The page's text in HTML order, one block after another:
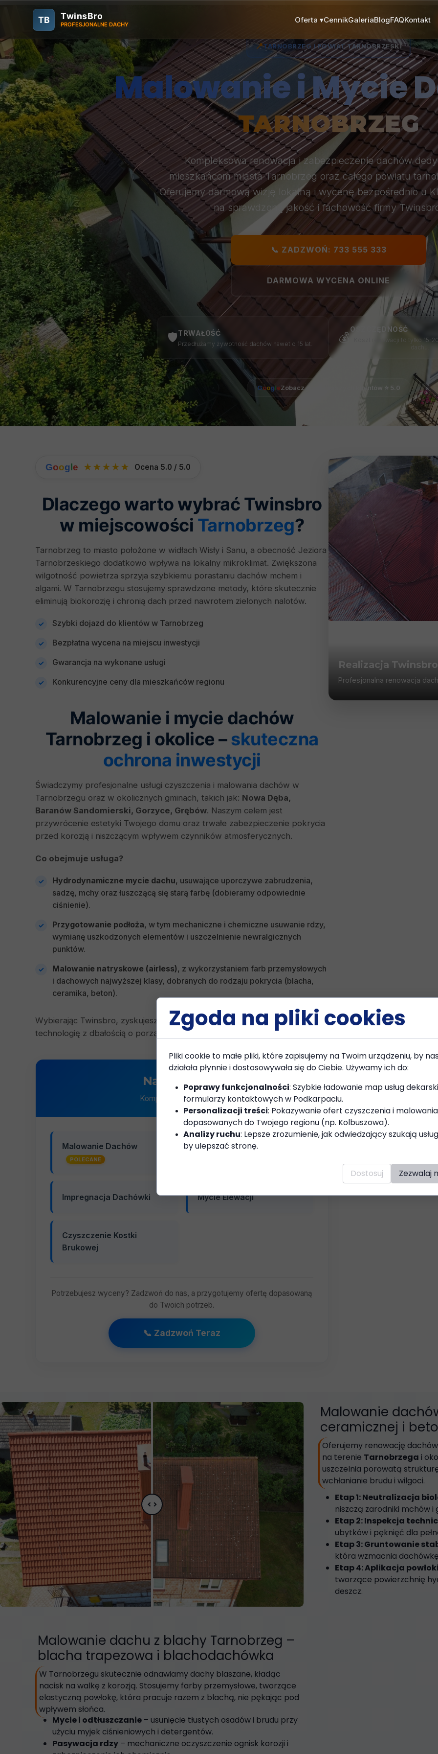
TB TwinsBro
PROFESJONALNE DACHY
Oferta ▾CennikGaleriaBlogFAQKontakt
📍TARNOBRZEG I POWIAT TARNOBRZESKI
Malowanie i Mycie
TARNOBRZEG
Kompleksowa renowacja i zabezpieczenie dachów
mieszkańcom miasta Tarnobrzeg oraz całego powiatu
Oferujemy darmową wizję lokalną i wycenę bezpośrednio u
na sprawdzoną jakość i fachowość firmy
📞 ZADZWOŃ: 733 555 333
DARMOWA WYCENA ONLINE
🛡️TRWAŁOŚĆ
Przedłużamy żywotność dachów nawet o 15 lat. 💰
OSZCZĘDNOŚĆ
Koszt renowacji to tylko 15-
dachu.
GoogleZobacz opinie naszych klientów ⭐ 5.0
Goog e ★★★★★ Ocena 5.0 / 5.0
Dlaczego warto wybrać Twinsbro
w miejscowości Tarnobrzeg?
Tarnobrzeg to miasto położone w widłach Wisły i Sanu, a obecność Jeziora
Tarnobrzeskiego dodatkowo wpływa na lokalny mikroklimat. Zwiększona
wilgotność powietrza sprzyja szybkiemu porastaniu dachów mchem i
algami. W Tarnobrzegu stosujemy sprawdzone metody, które skutecznie
eliminują biokorozję i chronią dach przed nawrotem zielonych nalotów.
Szybki dojazd do klientów w Tarnobrzeg
Bezpłatna wycena na miejscu inwestycji
Gwarancja na wykonane usługi
Konkurencyjne ceny dla mieszkańców regionu
Malowanie i mycie dachów
Tarnobrzeg i okolice –skuteczna
ochrona inwestycji
Świadczymy profesjonalne usługi czyszczenia i malowania dachów w
Tarnobrzegu oraz w okolicznych gminach, takich jak: Nowa Dęba,
Baranów Sandomierski, Gorzyce, Grębów. Naszym celem jest
przywrócenie estetyki Twojego domu oraz trwałe zabezpieczenie pokrycia
przed korozją i niszczącym wpływem czynników atmosferycznych.
Co obejmuje usługa?
Hydrodynamiczne mycie dachu, usuwające uporczywe zabrudzenia,
sadzę, mchy oraz łuszczącą się starą farbę (dobieramy odpowiednie
ciśnienie).
Przygotowanie podłoża, w tym mechaniczne i chemiczne usuwanie rdzy,
wymianę uszkodzonych elementów i uszczelnienie newralgicznych
punktów.
Malowanie natryskowe (airless), z wykorzystaniem farb przemysłowych
i dachowych najwyższej klasy, dobranych do rodzaju pokrycia (blacha,
ceramika, beton).
Wybierając Twinsbro, zyskujesz partnera, który łączy nowoczesną
technologię z dbałością o porządek na Twojej posesji.
Nasza Oferta
Kompleksowa renowacja
Malowanie Dachów
POLECANE
Mycie Ciśnieniowe
Impregnacja Dachówki Mycie Elewacji
Czyszczenie Kostki
Brukowej
Potrzebujesz wyceny? Zadzwoń do nas, a przygotujemy ofertę dopasowaną
do Twoich potrzeb.
📞 Zadzwoń Teraz
Realizacja Twinsbro
Profesjonalna renowacja
W Tarnobrzegu skutecznie odnawiamy dachy blaszane, kładąc
nacisk na walkę z korozją. Stosujemy farby przemysłowe, tworzące
elastyczną powłokę, która pracuje razem z blachą, nie pękając pod
wpływem słońca.
Malowanie dachu z blachy Tarnobrzeg –
blacha trapezowa i blachodachówka
Oferujemy renowację
na terenie Tarnobrzega i
uszczelnia porowatą
wchłanianie brudu i wilgoci.
Etap 1: Neutralizacja
niszczą zarodniki mchów
Etap 2: Inspekcja
ubytków i pęknięć dla
Etap 3: Gruntowanie
która wzmacnia
Etap 4: Aplikacja
tworzące powierzchnię
deszcz.
Malowanie
ceramicznej i
Mycie i odtłuszczanie – usunięcie tłustych osadów i brudu przy
użyciu myjek ciśnieniowych i detergentów.
Pasywacja rdzy – mechaniczne oczyszczenie ognisk korozji i
unfold_more
Zgoda na pliki cookies
Pliki cookie to małe pliki, które zapisujemy na Twoim urządzeniu, by
działała płynnie i dostosowywała się do Ciebie. Używamy ich do:
Poprawy funkcjonalności: Szybkie ładowanie map usług
formularzy kontaktowych w Podkarpaciu.
Personalizacji treści: Pokazywanie ofert czyszczenia i
dopasowanych do Twojego regionu (np. Kolbuszowa).
Analizy ruchu: Lepsze zrozumienie, jak odwiedzający szukają
by ulepszać stronę.
Dostosuj Zezwalaj